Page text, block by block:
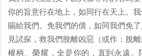
你的旨意行在地上，如同行在天上。
賜給我們。免我們的債，如同我們免
見試探，救我們脫離凶惡（或作：脫離
權柄、榮耀，全是你的，直到永遠。